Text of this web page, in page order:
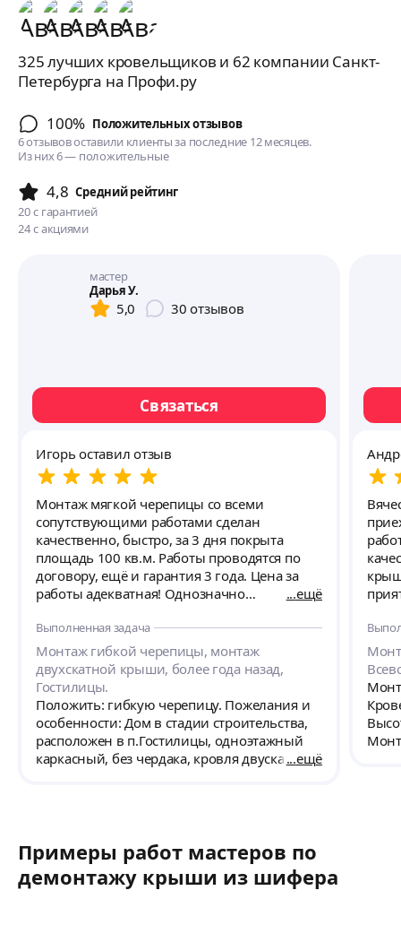
325 лучших кровельщиков и 62 компании Санкт-
Петербурга на Профи.ру
100% Положительных отзывов
6 отзывов оставили клиенты за последние 12 месяцев.
Из них 6 — положительные
4,8 Cредний рейтинг
20 с гарантией
24 с акциями
мастер
Дарья У.
5,0 30 отзывов
Связаться
Игорь оставил отзыв
Монтаж мягкой черепицы со всеми
сопутствующими работами сделан
качественно, быстро, за 3 дня покрыта
площадь 100 кв.м. Работы проводятся по
договору, ещё и гарантия 3 года. Цена за
работы адекватная! Однозначно
ещё
Выполненная задача
Монтаж гибкой черепицы, монтаж
двухскатной крыши, более года назад,
Гостилицы.
Положить: гибкую черепицу. Пожелания и
особенности: Дом в стадии строительства,
расположен в п.Гостилицы, одноэтажный
каркасный, без чердака, кровля двускатная
вентиляционный выход 110 мм. -
Закладную под будущий дымоход из
сэндвича - вентканал в коньке с
ещё
приехала
Примеры работ мастеров по
демонтажу крыши из шифера